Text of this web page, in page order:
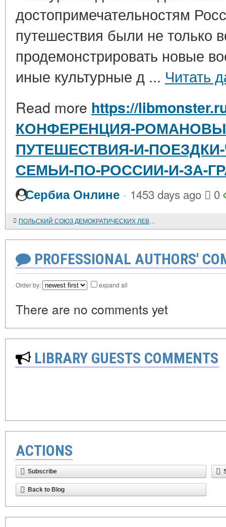
достопримечательностям
путешествия были не только
продемонстрировать новые
иные культурные д ... Читать
Read more https://
КОНФЕРЕНЦИЯ-
ПУТЕШЕСТВИЯ-И-
СЕМЬИ-ПО-РОССИИ-И-ЗА-
Сербиа Онлине · 1453 days ago 0
ПОЛЬСКИЙ СОЮЗ ДЕМОКРАТИЧЕСКИХ ЛЕВЫХ СИЛ В НАЧАЛЕ XXI ВЕКА
PROFESSIONAL AUTHORS'
Order by: expand all
There are no comments yet
LIBRARY GUESTS COMMENTS
ACTIONS
Subscribe
Back to Blog